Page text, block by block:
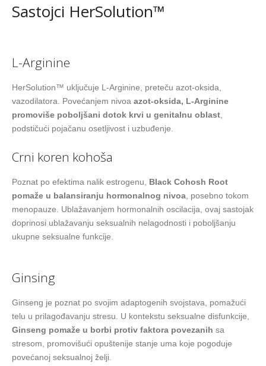
Sastojci HerSolution™
L-Arginine
HerSolution™ uključuje L-Arginine, preteču azot-oksida,
vazodilatora. Povećanjem nivoa azot-oksida, L-Arginine
promoviše poboljšani dotok krvi u genitalnu oblast,
podstičući pojačanu osetljivost i uzbuđenje.
Crni koren kohoša
Poznat po efektima nalik estrogenu, Black Cohosh Root
pomaže u balansiranju hormonalnog nivoa, posebno tokom
menopauze. Ublažavanjem hormonalnih oscilacija, ovaj sastojak
doprinosi ublažavanju seksualnih nelagodnosti i poboljšanju
ukupne seksualne funkcije.
Ginsing
Ginseng je poznat po svojim adaptogenih svojstava, pomažući
telu u prilagođavanju stresu. U kontekstu seksualne disfunkcije,
Ginseng pomaže u borbi protiv faktora povezanih sa
stresom, promovišući opuštenije stanje uma koje pogoduje
povećanoj seksualnoj želji.